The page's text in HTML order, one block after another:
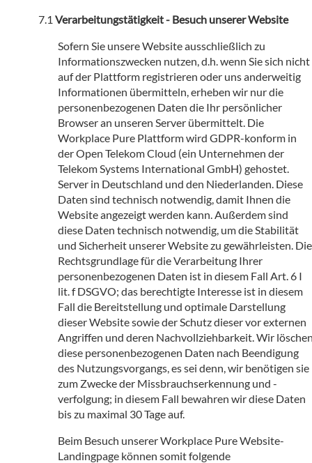
Verarbeitungstätigkeit - Besuch unserer Website
Sofern Sie unsere Website ausschließlich zu
Informationszwecken nutzen, d.h. wenn Sie sich nicht
auf der Plattform registrieren oder uns anderweitig
Informationen übermitteln, erheben wir nur die
personenbezogenen Daten die Ihr persönlicher
Browser an unseren Server übermittelt. Die
Workplace Pure Plattform wird GDPR-konform in
der Open Telekom Cloud (ein Unternehmen der
Telekom Systems International GmbH) gehostet.
Server in Deutschland und den Niederlanden. Diese
Daten sind technisch notwendig, damit Ihnen die
Website angezeigt werden kann. Außerdem sind
diese Daten technisch notwendig, um die Stabilität
und Sicherheit unserer Website zu gewährleisten. Die
Rechtsgrundlage für die Verarbeitung Ihrer
personenbezogenen Daten ist in diesem Fall Art. 6 I
lit. f DSGVO; das berechtigte Interesse ist in diesem
Fall die Bereitstellung und optimale Darstellung
dieser Website sowie der Schutz dieser vor externen
Angriffen und deren Nachvollziehbarkeit. Wir
diese personenbezogenen Daten nach Beendigung
des Nutzungsvorgangs, es sei denn, wir benötigen sie
zum Zwecke der Missbrauchserkennung und -
verfolgung; in diesem Fall bewahren wir diese Daten
bis zu maximal 30 Tage auf.
Beim Besuch unserer Workplace Pure Website-
Landingpage können somit folgende